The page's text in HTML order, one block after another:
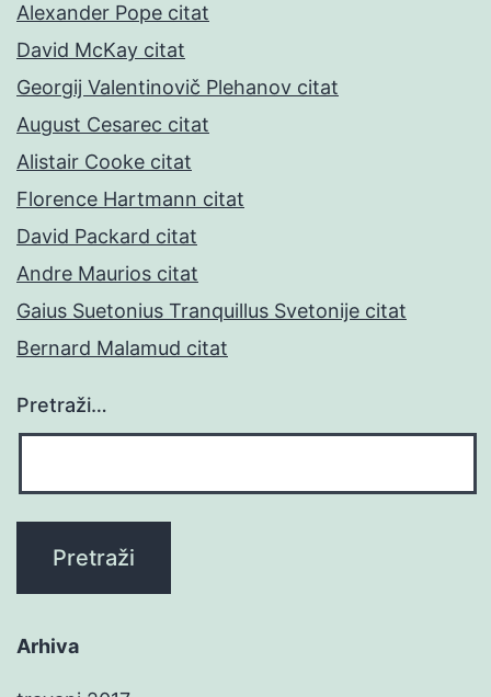
Alexander Pope citat
David McKay citat
Georgij Valentinovič Plehanov citat
August Cesarec citat
Alistair Cooke citat
Florence Hartmann citat
David Packard citat
Andre Maurios citat
Gaius Suetonius Tranquillus Svetonije citat
Bernard Malamud citat
Pretraži…
Arhiva